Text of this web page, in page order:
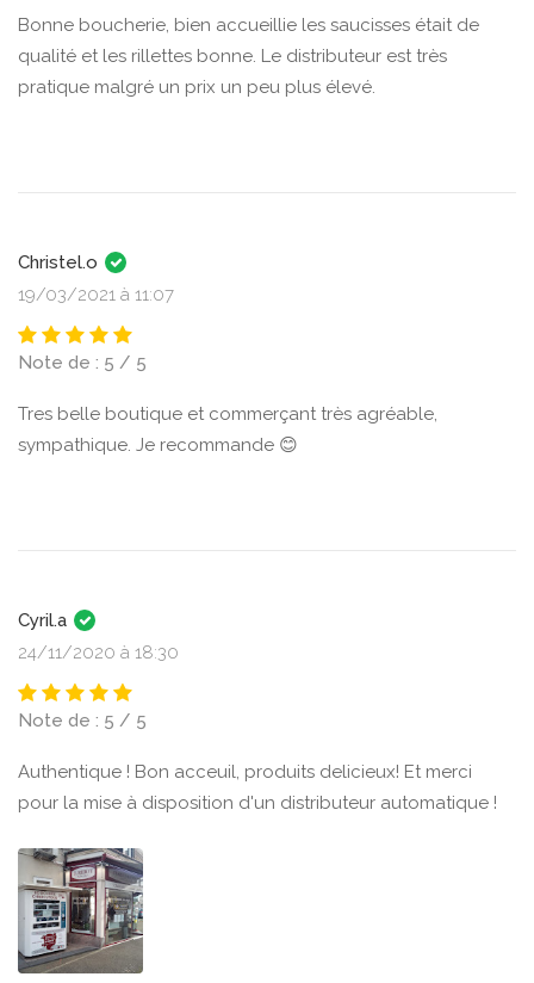
Bonne boucherie, bien accueillie les saucisses était de
qualité et les rillettes bonne. Le distributeur est très
pratique malgré un prix un peu plus élevé.
Christel.o
19/03/2021 à 11:07
Note de : 5 / 5
Tres belle boutique et commerçant très agréable,
sympathique. Je recommande 😊
Cyril.a
24/11/2020 à 18:30
Note de : 5 / 5
Authentique ! Bon acceuil, produits delicieux! Et merci
pour la mise à disposition d'un distributeur automatique !